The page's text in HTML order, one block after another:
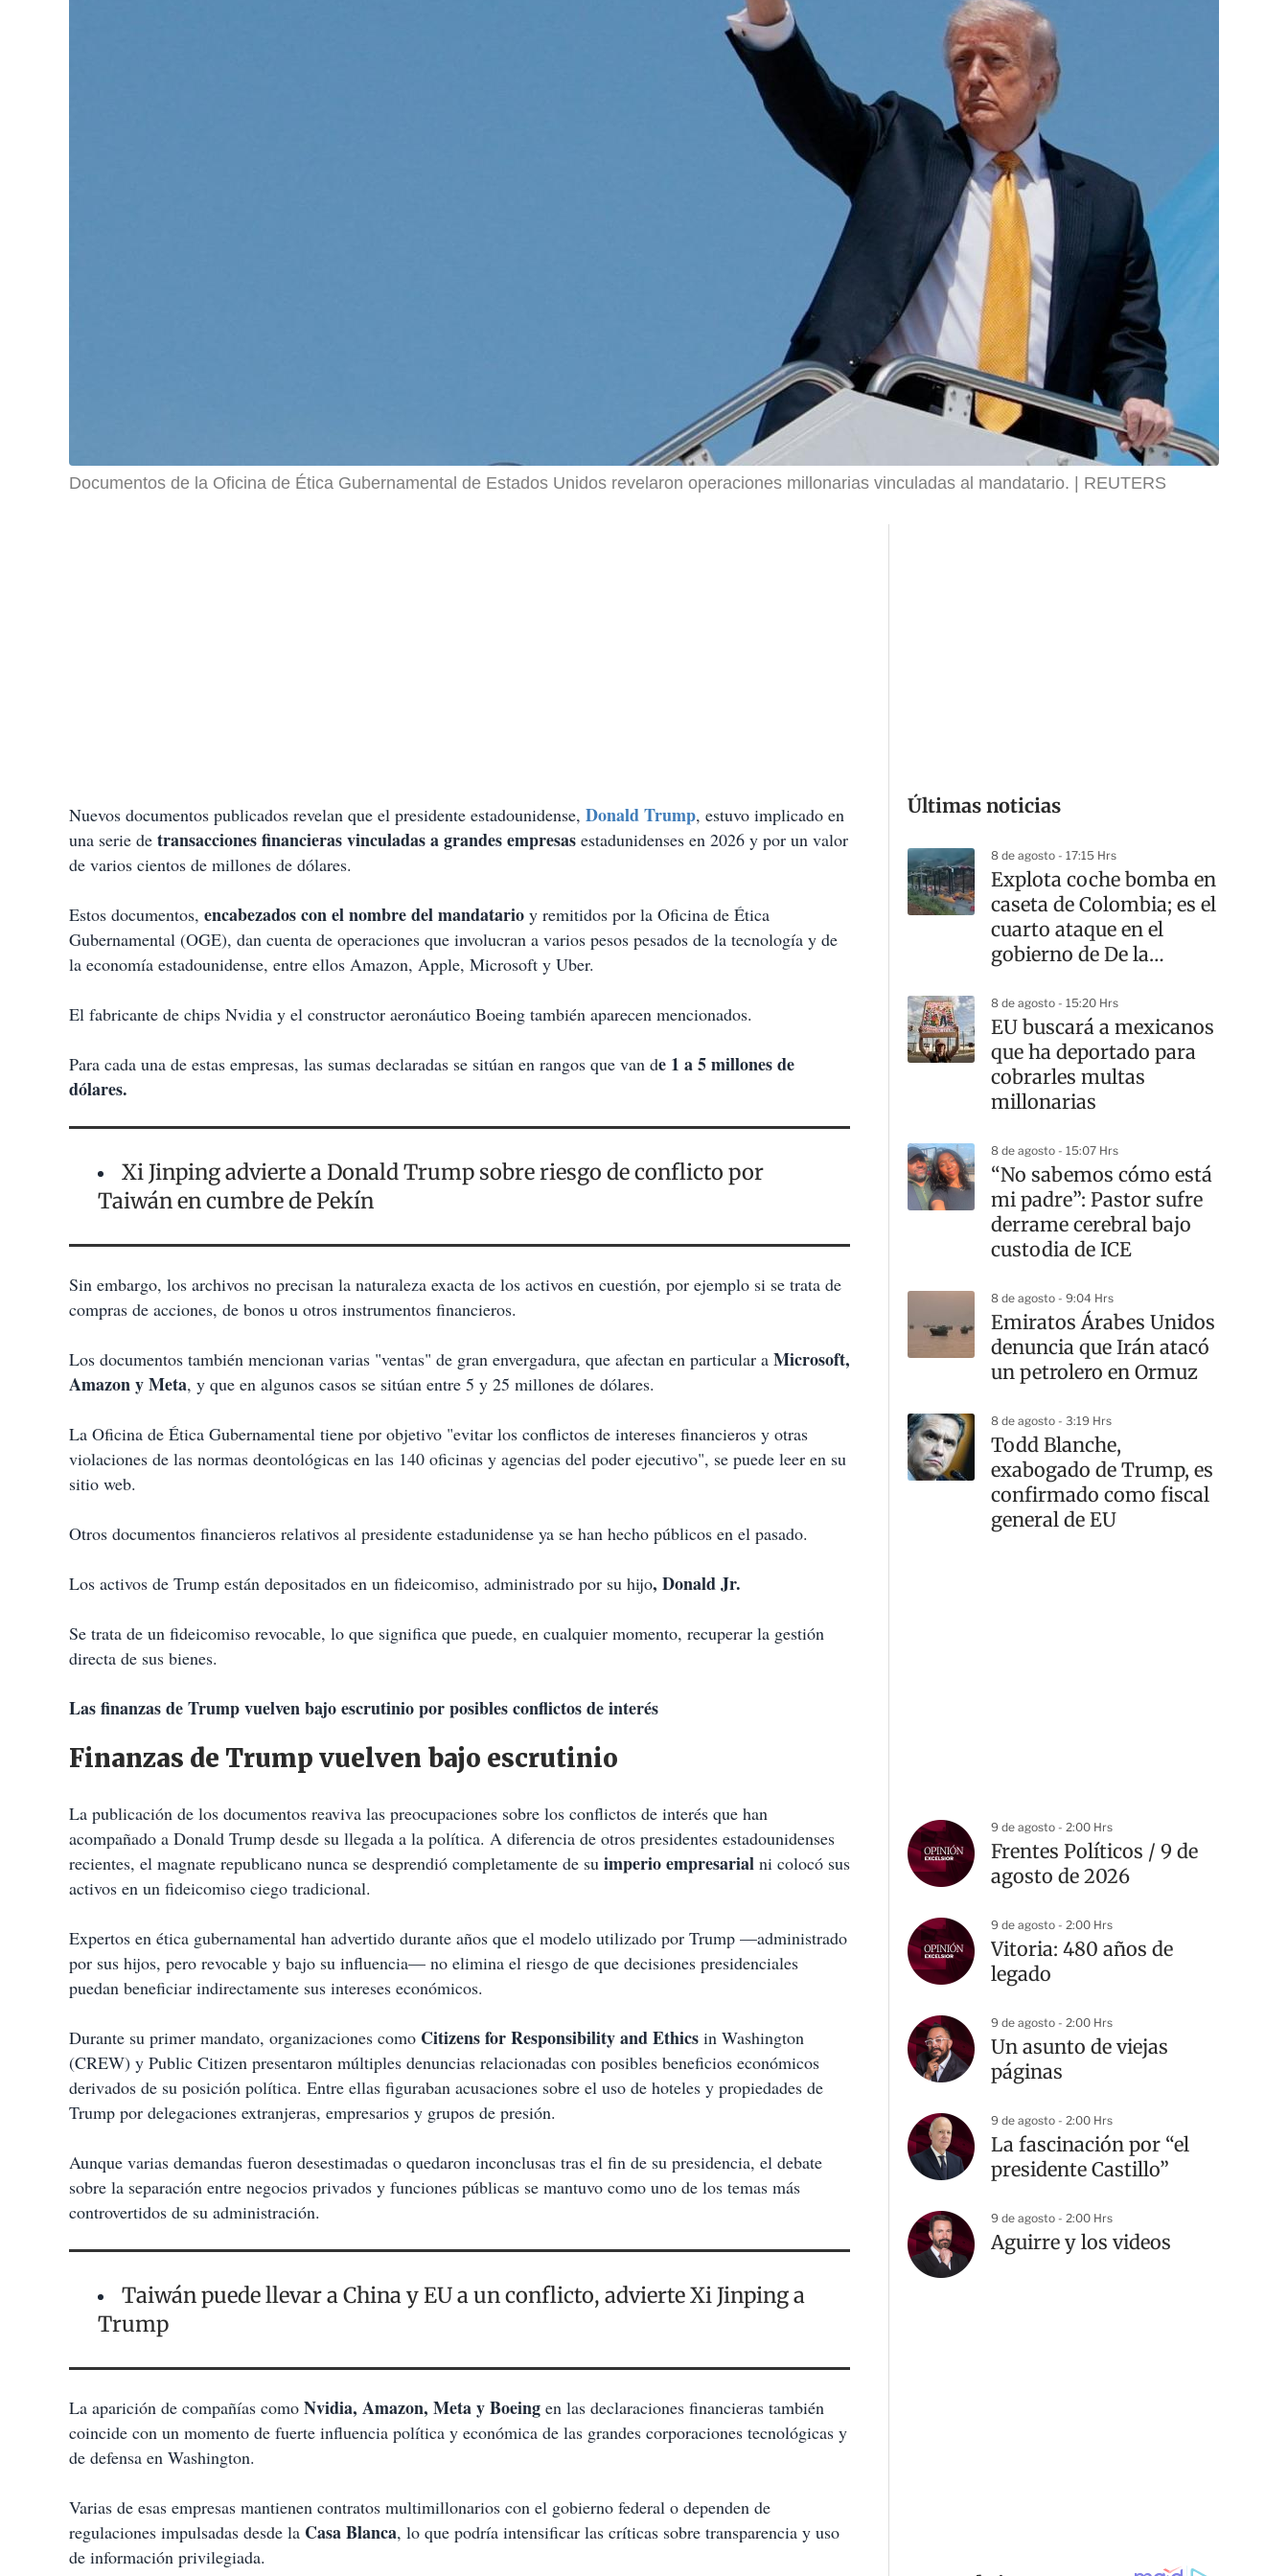
Documentos de la Oficina de Ética Gubernamental de Estados Unidos revelaron operaciones millonarias vinculadas al mandatario. REUTERS
Nuevos documentos publicados revelan que el presidente estadounidense, Donald Trump, estuvo implicado en
una serie de transacciones financieras vinculadas a grandes empresas estadunidenses en 2026 y por un valor
de varios cientos de millones de dólares.
Estos documentos, encabezados con el nombre del mandatario y remitidos por la Oficina de Ética
Gubernamental (OGE), dan cuenta de operaciones que involucran a varios pesos pesados de la tecnología y de
la economía estadounidense, entre ellos Amazon, Apple, Microsoft y Uber.
El fabricante de chips Nvidia y el constructor aeronáutico Boeing también aparecen mencionados.
Para cada una de estas empresas, las sumas declaradas se sitúan en rangos que van de 1 a 5 millones de
dólares.
Xi Jinping advierte a Donald Trump sobre riesgo de conflicto por
Taiwán en cumbre de Pekín
Sin embargo, los archivos no precisan la naturaleza exacta de los activos en cuestión, por ejemplo si se trata de
compras de acciones, de bonos u otros instrumentos financieros.
Los documentos también mencionan varias "ventas" de gran envergadura, que afectan en particular a Microsoft,
Amazon y Meta, y que en algunos casos se sitúan entre 5 y 25 millones de dólares.
La Oficina de Ética Gubernamental tiene por objetivo "evitar los conflictos de intereses financieros y otras
violaciones de las normas deontológicas en las 140 oficinas y agencias del poder ejecutivo", se puede leer en su
sitio web.
Otros documentos financieros relativos al presidente estadunidense ya se han hecho públicos en el pasado.
Los activos de Trump están depositados en un fideicomiso, administrado por su hijo, Donald Jr.
Se trata de un fideicomiso revocable, lo que significa que puede, en cualquier momento, recuperar la gestión
directa de sus bienes.
Las finanzas de Trump vuelven bajo escrutinio por posibles conflictos de interés
Finanzas de Trump vuelven bajo escrutinio
La publicación de los documentos reaviva las preocupaciones sobre los conflictos de interés que han
acompañado a Donald Trump desde su llegada a la política. A diferencia de otros presidentes estadounidenses
recientes, el magnate republicano nunca se desprendió completamente de su imperio empresarial ni colocó sus
activos en un fideicomiso ciego tradicional.
Expertos en ética gubernamental han advertido durante años que el modelo utilizado por Trump —administrado
por sus hijos, pero revocable y bajo su influencia— no elimina el riesgo de que decisiones presidenciales
puedan beneficiar indirectamente sus intereses económicos.
Durante su primer mandato, organizaciones como Citizens for Responsibility and Ethics in Washington
(CREW) y Public Citizen presentaron múltiples denuncias relacionadas con posibles beneficios económicos
derivados de su posición política. Entre ellas figuraban acusaciones sobre el uso de hoteles y propiedades de
Trump por delegaciones extranjeras, empresarios y grupos de presión.
Aunque varias demandas fueron desestimadas o quedaron inconclusas tras el fin de su presidencia, el debate
sobre la separación entre negocios privados y funciones públicas se mantuvo como uno de los temas más
controvertidos de su administración.
Taiwán puede llevar a China y EU a un conflicto, advierte Xi Jinping a
Trump
La aparición de compañías como Nvidia, Amazon, Meta y Boeing en las declaraciones financieras también
coincide con un momento de fuerte influencia política y económica de las grandes corporaciones tecnológicas y
de defensa en Washington.
Varias de esas empresas mantienen contratos multimillonarios con el gobierno federal o dependen de
regulaciones impulsadas desde la Casa Blanca, lo que podría intensificar las críticas sobre transparencia y uso
de información privilegiada.
Últimas noticias
8 de agosto - 17:15 Hrs
Explota coche bomba en
caseta de Colombia; es el
cuarto ataque en el
gobierno de De la
8 de agosto - 15:20 Hrs
EU buscará a mexicanos
que ha deportado para
cobrarles multas
millonarias
8 de agosto - 15:07 Hrs
“No sabemos cómo está
mi padre”: Pastor sufre
derrame cerebral bajo
custodia de ICE
8 de agosto - 9:04 Hrs
Emiratos Árabes Unidos
denuncia que Irán atacó
un petrolero en Ormuz
8 de agosto - 3:19 Hrs
Todd Blanche,
exabogado de Trump, es
confirmado como fiscal
general de EU
9 de agosto - 2:00 Hrs
Frentes Políticos / 9 de
agosto de 2026
9 de agosto - 2:00 Hrs
Vitoria: 480 años de
legado
9 de agosto - 2:00 Hrs
Un asunto de viejas
páginas
9 de agosto - 2:00 Hrs
La fascinación por “el
presidente Castillo”
9 de agosto - 2:00 Hrs
Aguirre y los videos